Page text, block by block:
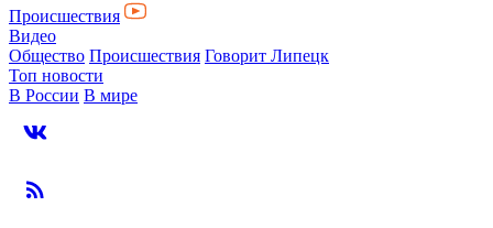
Происшествия
Видео
Общество Происшествия Говорит Липецк
Топ новости
В России В мире